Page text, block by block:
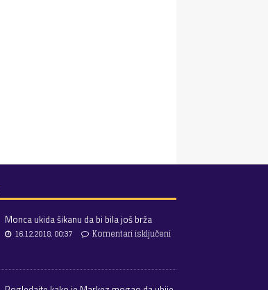
Monca ukida šikanu da bi bila još brža
16.12.2018. 00:37
Komentari isključeni